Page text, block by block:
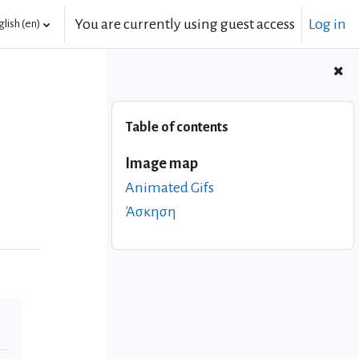
‎(en)‎ You are currently using guest access Log in
Table of contents
Image map
Animated Gifs
Άσκηση